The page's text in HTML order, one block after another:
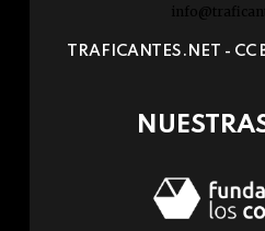
TRAFICANTES.NET - CC